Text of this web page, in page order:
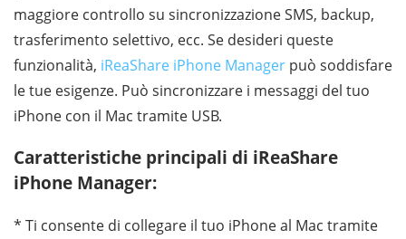
maggiore controllo su sincronizzazione SMS, backup,
trasferimento selettivo, ecc. Se desideri queste
funzionalità, iReaShare iPhone Manager può soddisfare
le tue esigenze. Può sincronizzare i messaggi del tuo
iPhone con il Mac tramite USB.
Caratteristiche principali di iReaShare
iPhone Manager:
* Ti consente di collegare il tuo iPhone al Mac tramite